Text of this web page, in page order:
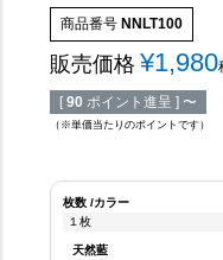
商品番号 NNLT100
販売価格 ¥1,980
[ 90 ポイント進呈 ] 〜
（※単価当たりのポイントです）
枚数
カラー
１枚
天然藍